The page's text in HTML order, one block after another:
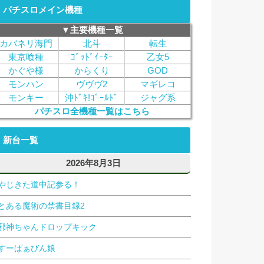
パチスロメイン機種
▼主要機種一覧
カバネリ海門
北斗
転生
東京喰種
ｺﾞｯﾄﾞｲｰﾀｰ
乙女5
かぐや様
からくり
GOD
モンハン
ヴヴヴ2
マギレコ
モンキー
沖ﾄﾞｷ!ｺﾞｰﾙﾄﾞ
ジャグ系
パチスロ全機種一覧はこちら
新台一覧
2026年8月3日
じきた道中記参る！
ある魔術の禁書目録2
神ちゃんドロップキック
ーぱぁびん娘